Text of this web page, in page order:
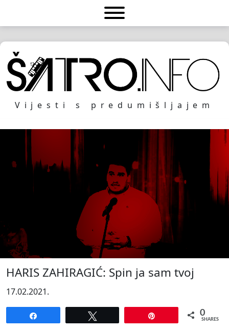
Vijesti s predumišljajem
HARIS ZAHIRAGIĆ: Spin ja sam tvoj
17.02.2021.
0
SHARES